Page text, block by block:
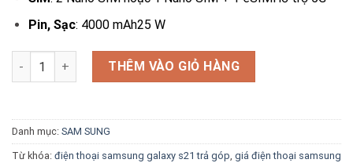
Pin, Sạc: 4000 mAh25 W
Điện thoại Samsung Galaxy S21 số lượng
THÊM VÀO GIỎ HÀNG
Danh mục: SAM SUNG
Từ khóa: điện thoại samsung galaxy s21 trả góp, giá điện thoại samsung